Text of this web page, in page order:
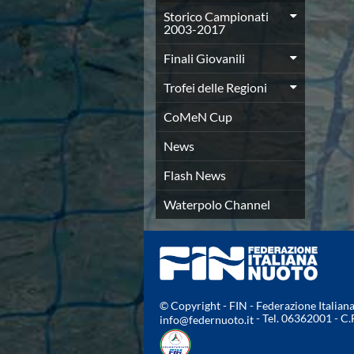
Azzurri
News
Flash News
Fondo
Eventi
Grand Prix
Norme e documenti
Risultati e Classifiche
Primati
Azzurri
News
Flash News
Salvamento
Norme e documenti
Risultati e Classifiche
Albi d'oro - Primati
News
Flash News
Master
Storico Campionati
2003-2017
Finali Giovanili
Trofei delle Regioni
CoMeN Cup
News
Flash News
Waterpolo Channel
© Copyright - FIN - Federazione
info@federnuoto.it- Tel. 06362001 -